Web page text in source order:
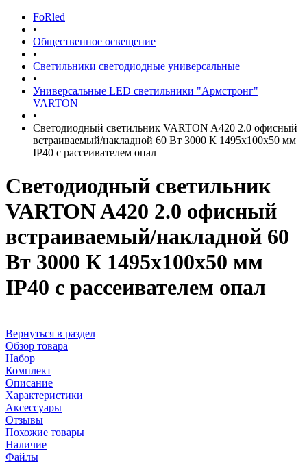
FoRled
•
Общественное освещение
•
Светильники светодиодные универсальные
•
Универсальные LED светильники "Армстронг"
VARTON
•
Светодиодный светильник VARTON A420 2.0 офисный
встраиваемый/накладной 60 Вт 3000 К 1495x100x50 мм
IP40 с рассеивателем опал
Светодиодный светильник
VARTON A420 2.0 офисный
встраиваемый/накладной 60
Вт 3000 К 1495x100x50 мм
IP40 с рассеивателем опал
Вернуться в раздел
Обзор товара
Набор
Комплект
Описание
Характеристики
Аксессуары
Отзывы
Похожие товары
Наличие
Файлы